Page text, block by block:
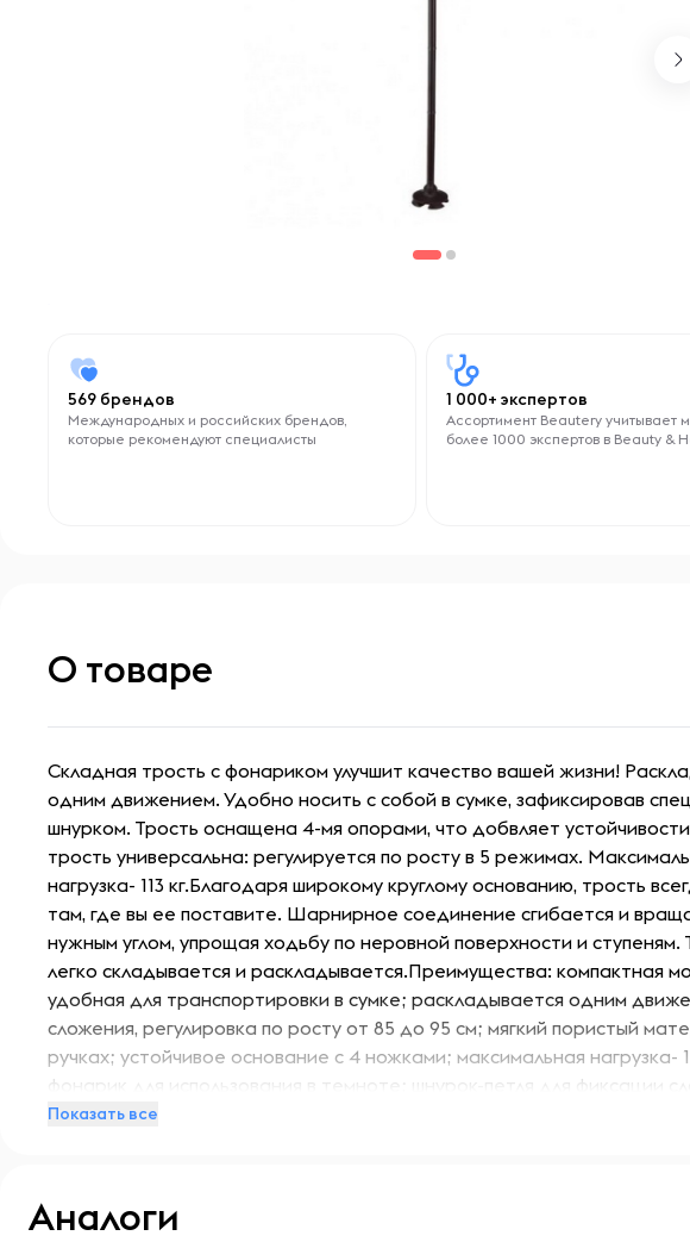
569 брендов
Международных и российских брендов,
которые рекомендуют специалисты
1 000+ экспертов
Ассортимент Beautery учитывает
более 1000 экспертов в Beauty &
О товаре
Складная трость с фонариком улучшит качество вашей жизни!
одним движением. Удобно носить с собой в сумке, зафиксировав
шнурком. Трость оснащена 4-мя опорами, что добвляет
трость универсальна: регулируется по росту в 5 режимах.
нагрузка- 113 кг.Благодаря широкому круглому основанию, трость
там, где вы ее поставите. Шарнирное соединение сгибается и
нужным углом, упрощая ходьбу по неровной поверхности и ступеням.
легко складывается и раскладывается.Преимущества: компактная
удобная для транспортировки в сумке; раскладывается одним
сложения, регулировка по росту от 85 до 95 см; мягкий пористый
ручках; устойчивое основание с 4 ножками; максимальная нагрузка-
фонарик для использования в темноте; шнурок-петля для фиксации
трости.Комплектация: трость– 1 шт., батарейки типа LR44– 4 шт. в
Показать все
Аналоги